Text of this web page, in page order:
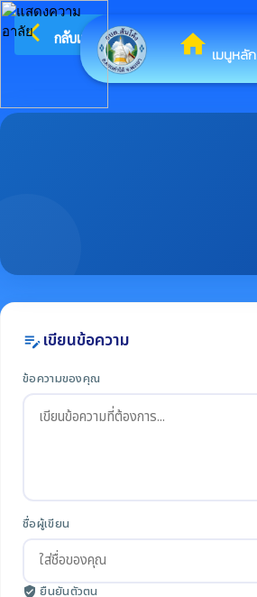
homeเมนูหลัก
arrow_back_ios กลับเมนูหลัก
edit_noteเขียนข้อความ
ข้อความของคุณ
ชื่อผู้เขียน
verified_user ยืนยันตัวตน